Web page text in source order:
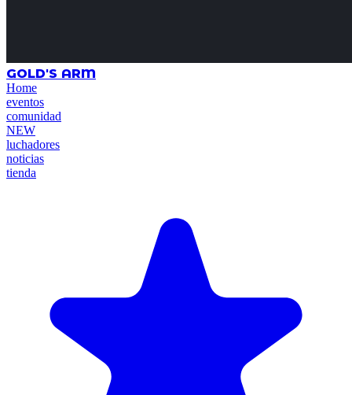
GOLD'S ARM
Home
eventos
comunidad
NEW
luchadores
noticias
tienda